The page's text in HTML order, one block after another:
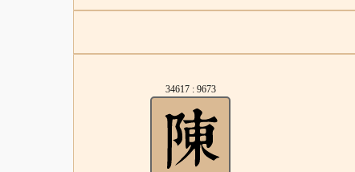
34617 : 9673